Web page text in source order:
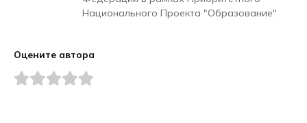
Национального Проекта "Образование".
Оцените автора